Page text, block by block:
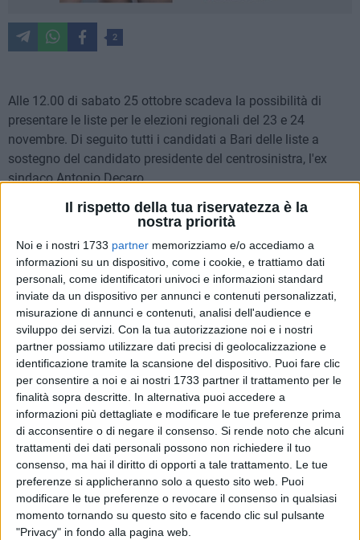
Il rispetto della tua riservatezza è la
nostra priorità
Noi e i nostri 1733 partner memorizziamo e/o accediamo a
informazioni su un dispositivo, come i cookie, e trattiamo dati
personali, come identificatori univoci e informazioni standard
inviate da un dispositivo per annunci e contenuti personalizzati,
misurazione di annunci e contenuti, analisi dell'audience e
sviluppo dei servizi. Con la tua autorizzazione noi e i nostri
partner possiamo utilizzare dati precisi di geolocalizzazione e
identificazione tramite la scansione del dispositivo. Puoi fare clic
per consentire a noi e ai nostri 1733 partner il trattamento per le
finalità sopra descritte. In alternativa puoi accedere a
informazioni più dettagliate e modificare le tue preferenze prima
di acconsentire o di negare il consenso. Si rende noto che alcuni
trattamenti dei dati personali possono non richiedere il tuo
consenso, ma hai il diritto di opporti a tale trattamento. Le tue
preferenze si applicheranno solo a questo sito web. Puoi
modificare le tue preferenze o revocare il consenso in qualsiasi
momento tornando su questo sito e facendo clic sul pulsante
"Privacy" in fondo alla pagina web.
2
Alle 12.00 di sabato 25 ottobre scadeva la possibilità di
presentare le liste per le elezioni regionali del 23 e 24
novembre. Di seguito tutti i candidati a Bari delle liste a
sostegno del candidato presidente del centrosinistra, l'ex
sindaco Antonio Decaro.
Partito Democratico
Ubaldo PAGANO
Francesco PAOLICELLI
Lucia PARCHITELLI
Pietro PETRUZZELLI
Lorenzo PLANTAMURA
Gesualdo SANSEVERINO
Angela Assunta SPILOTRO
Elisabetta VACCARELLA
Anna SALVAGGIULO
Alessandra ADDANTE
Silvia CONTENTO
Daniela DI BELLO
Giovanna Maria FERRI
Vincenzo FORZATI
Maria LIMITONE
Costantino MORENA